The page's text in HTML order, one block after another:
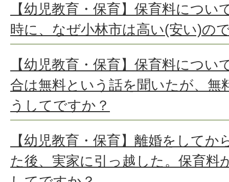
【幼児教育・保育】保育料につ
時に、なぜ小林市は高い(安い)の
【幼児教育・保育】保育料につい
合は無料という話を聞いたが、無
うしてですか？
【幼児教育・保育】離婚をして
た後、実家に引っ越した。保育料